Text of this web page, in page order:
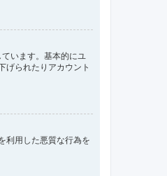
います。基本的にユ
げられたりアカウント
利用した悪質な行為を